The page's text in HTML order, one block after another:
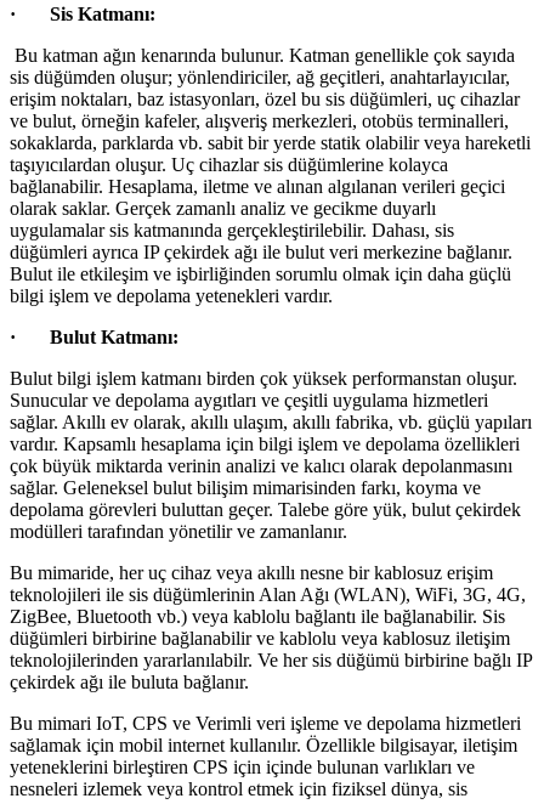
· Sis Katmanı:
Bu katman ağın kenarında bulunur. Katman genellikle çok sayıda
sis düğümden oluşur; yönlendiriciler, ağ geçitleri, anahtarlayıcılar,
erişim noktaları, baz istasyonları, özel bu sis düğümleri, uç cihazlar
ve bulut, örneğin kafeler, alışveriş merkezleri, otobüs terminalleri,
sokaklarda, parklarda vb. sabit bir yerde statik olabilir veya hareketli
taşıyıcılardan oluşur. Uç cihazlar sis düğümlerine kolayca
bağlanabilir. Hesaplama, iletme ve alınan algılanan verileri geçici
olarak saklar. Gerçek zamanlı analiz ve gecikme duyarlı
uygulamalar sis katmanında gerçekleştirilebilir. Dahası, sis
düğümleri ayrıca IP çekirdek ağı ile bulut veri merkezine bağlanır.
Bulut ile etkileşim ve işbirliğinden sorumlu olmak için daha güçlü
bilgi işlem ve depolama yetenekleri vardır.
· Bulut Katmanı:
Bulut bilgi işlem katmanı birden çok yüksek performanstan oluşur.
Sunucular ve depolama aygıtları ve çeşitli uygulama hizmetleri
sağlar. Akıllı ev olarak, akıllı ulaşım, akıllı fabrika, vb. güçlü yapıları
vardır. Kapsamlı hesaplama için bilgi işlem ve depolama özellikleri
çok büyük miktarda verinin analizi ve kalıcı olarak depolanmasını
sağlar. Geleneksel bulut bilişim mimarisinden farkı, koyma ve
depolama görevleri buluttan geçer. Talebe göre yük, bulut çekirdek
modülleri tarafından yönetilir ve zamanlanır.
Bu mimaride, her uç cihaz veya akıllı nesne bir kablosuz erişim
teknolojileri ile sis düğümlerinin Alan Ağı (WLAN), WiFi, 3G, 4G,
ZigBee, Bluetooth vb.) veya kablolu bağlantı ile bağlanabilir. Sis
düğümleri birbirine bağlanabilir ve kablolu veya kablosuz iletişim
teknolojilerinden yararlanılabilr. Ve her sis düğümü birbirine bağlı IP
çekirdek ağı ile buluta bağlanır.
Bu mimari IoT, CPS ve Verimli veri işleme ve depolama hizmetleri
sağlamak için mobil internet kullanılır. Özellikle bilgisayar, iletişim
yeteneklerini birleştiren CPS için içinde bulunan varlıkları ve
nesneleri izlemek veya kontrol etmek için fiziksel dünya, sis